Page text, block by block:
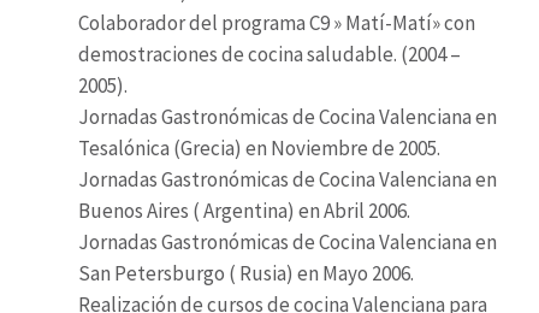
Colaborador del programa C9 » Matí-Matí» con
demostraciones de cocina saludable. (2004 –
2005).
Jornadas Gastronómicas de Cocina Valenciana en
Tesalónica (Grecia) en Noviembre de 2005.
Jornadas Gastronómicas de Cocina Valenciana en
Buenos Aires ( Argentina) en Abril 2006.
Jornadas Gastronómicas de Cocina Valenciana en
San Petersburgo ( Rusia) en Mayo 2006.
Realización de cursos de cocina Valenciana para